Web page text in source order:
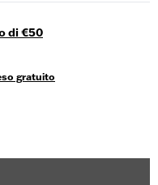
di €50
gratuito